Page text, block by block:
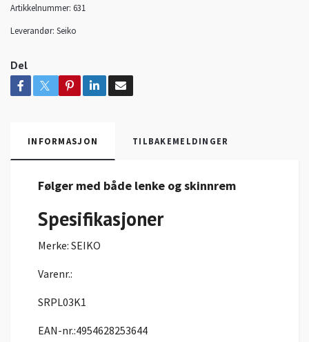
Artikkelnummer: 631
Leverandør: Seiko
Del
INFORMASJON TILBAKEMELDINGER
Følger med både lenke og skinnrem
Spesifikasjoner
Merke: SEIKO
Varenr.:
SRPL03K1
EAN-nr.:4954628253644